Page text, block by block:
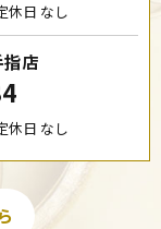
休日 なし
店
休日 なし